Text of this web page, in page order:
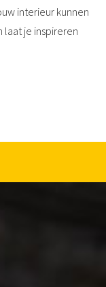
interieur kunnen
laat je inspireren